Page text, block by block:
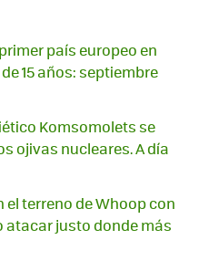
país europeo en
15 años: septiembre
Komsomolets se
ojivas nucleares. A día
el terreno de Whoop con
atacar justo donde más